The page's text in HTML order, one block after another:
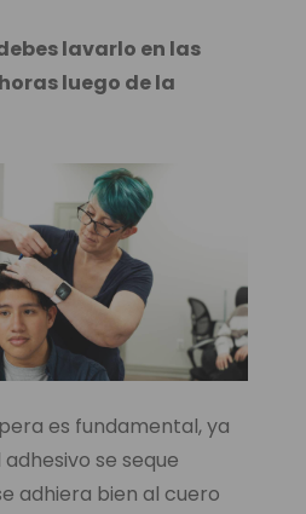
lavarlo en las
luego de la
es fundamental, ya
se seque
adhiera bien al cuero